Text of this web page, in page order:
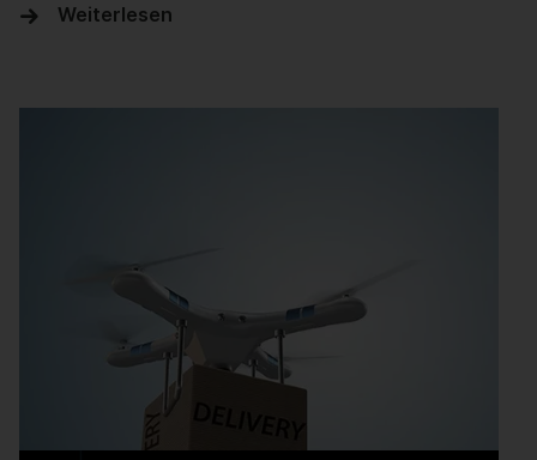
Weiterlesen